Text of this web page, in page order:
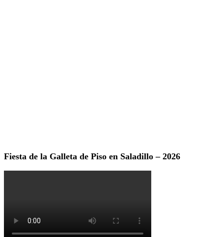
Fiesta de la Galleta de Piso en Saladillo – 2026